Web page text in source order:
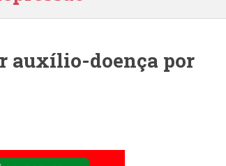
auxílio-doença por